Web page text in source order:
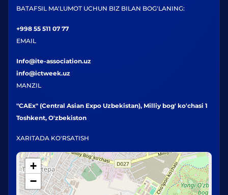
BATAFSIL MA'LUMOT UCHUN BIZ BILAN BOG'LANING:
+998 55 511 07 77
EMAIL
Info@ite-association.uz
info@ictweek.uz
MANZIL
"CAEx" (Central Asian Expo Uzbekistan), Milliy bog' ko'chasi 1
Toshkent, O'zbekiston
XARITADA KO'RSATISH
+
−